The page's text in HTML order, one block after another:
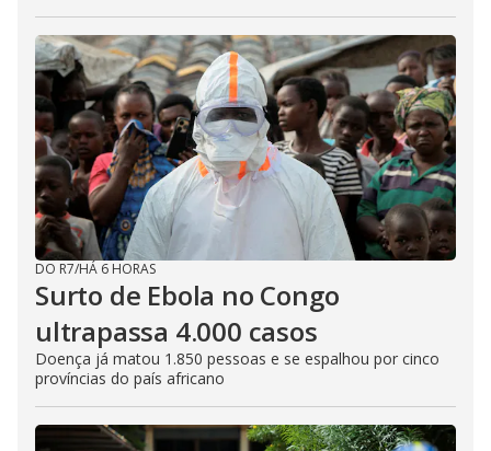
DO R7/HÁ 6 HORAS
Surto de Ebola no Congo
ultrapassa 4.000 casos
Doença já matou 1.850 pessoas e se espalhou por cinco
províncias do país africano